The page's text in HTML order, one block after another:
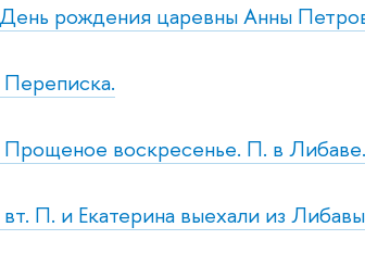
рождения царевны Анны
воскресенье. П. в Либаве.
П. и Екатерина выехали из